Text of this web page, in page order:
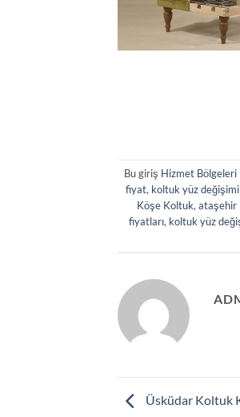
Bu giriş Hizmet Bölgeleri
fiyat, koltuk yüz
Köşe Koltuk,ataşehir
fiyatları, koltuk yüz
Üsküdar Koltuk